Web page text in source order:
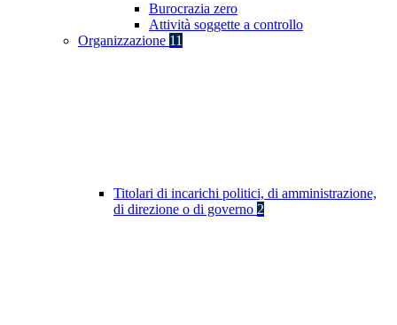
Burocrazia zero
Attività soggette a controllo
Organizzazione 11
Titolari di incarichi politici, di amministrazione,
di direzione o di governo 2